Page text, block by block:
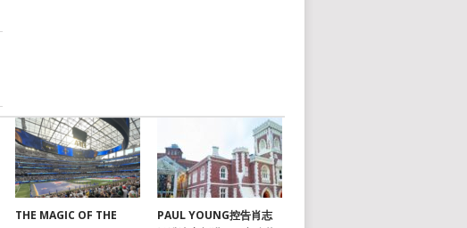
THE MAGIC OF THE
PAUL YOUNG控告肖志